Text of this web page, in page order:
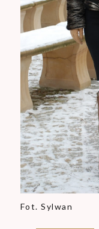
Fot. Sylwan